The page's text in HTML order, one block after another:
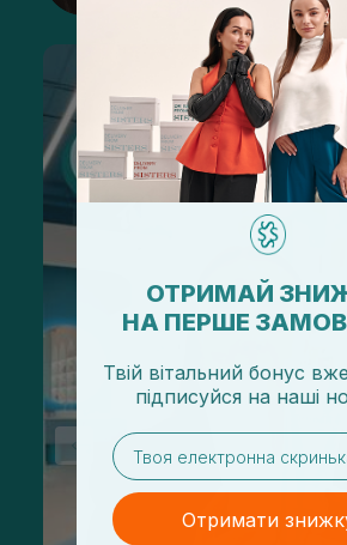
ОТРИМАЙ
НА ПЕРШЕ
Твій вітальний бонус
підписуйся на наші
email
Отримати